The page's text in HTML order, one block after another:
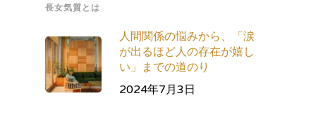
長女気質とは
人間関係の悩みから、「涙
が出るほど人の存在が嬉し
い」までの道のり
2024年7月3日